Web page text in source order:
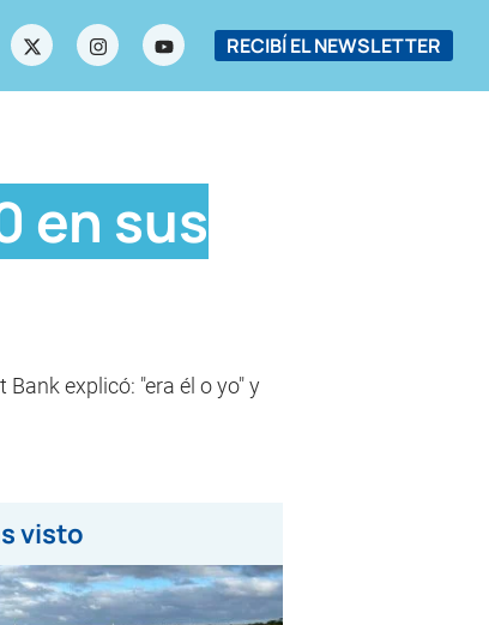
RECIBÍ EL NEWSLETTER
en sus
explicó: "era él o yo" y
visto